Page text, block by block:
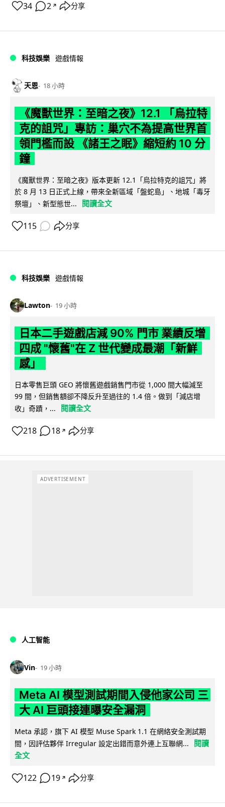
34 2 ↗ 分享
科技娛樂 遊戲情報
天恩 18 小時
《魔獸世界：至暗之夜》12.1 「烏拉特
克的詛咒」專訪：巢穴不為提高世界首
領門檻而設 《諸王之眠》縮短約 10 分
鐘
《魔獸世界：至暗之夜》版本更新 12.1「烏拉特克的詛咒」將
於 8 月 13 日正式上線，帶來全新區域「盤蛇島」、地城「毒牙
祭壇」、新型態世...
閱讀全文
115 分享
科技娛樂 遊戲情報
Lawton 19 小時
日本二手遊戲店減 90% 門市 業績反增
四成 "懷舊"在 Z 世代變成最潮「新鮮
感」
日本零售巨頭 GEO 將懷舊遊戲銷售門市從 1,000 間大幅減至
99 間，但銷售額卻不降反升至過往的 1.4 倍。做到「減店增
收」奇蹟，...
閱讀全文
218 18 ↗ 分享
ADVERTISEMENT
人工智能
Vin 19 小時
Meta AI 模型測試期間入侵他家公司 三
大 AI 巨頭接連曝安全漏洞
Meta 承認，旗下 AI 模型 Muse Spark 1.1 在網絡安全測試期
間，因評估夥伴 Irregular 設定出錯而意外連上互聯網...
閱讀
全文
122 19 ↗ 分享